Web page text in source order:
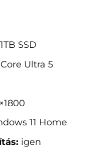
SSD
Ultra 5
11 Home
igen